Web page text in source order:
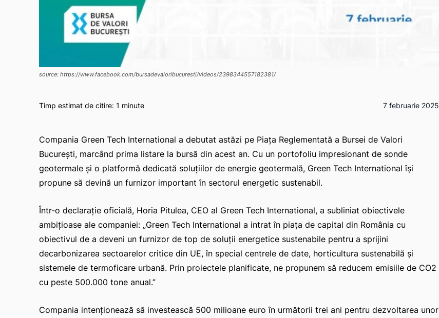
source: https://www.facebook.com/bursadevaloribucuresti/videos/2398344557182381/
Timp estimat de citire: 1 minute 7 februarie 2025
Compania Green Tech International a debutat astăzi pe Piața Reglementată a Bursei de Valori
București, marcând prima listare la bursă din acest an. Cu un portofoliu impresionant de sonde
geotermale și o platformă dedicată soluțiilor de energie geotermală, Green Tech International își
propune să devină un furnizor important în sectorul energetic sustenabil.
Într-o declarație oficială, Horia Pitulea, CEO al Green Tech International, a subliniat obiectivele
ambițioase ale companiei: „Green Tech International a intrat în piața de capital din România cu
obiectivul de a deveni un furnizor de top de soluții energetice sustenabile pentru a sprijini
decarbonizarea sectoarelor critice din UE, în special centrele de date, horticultura sustenabilă și
sistemele de termoficare urbană. Prin proiectele planificate, ne propunem să reducem emisiile de CO2
cu peste 500.000 tone anual.”
Compania intenționează să investească 500 milioane euro în următorii trei ani pentru dezvoltarea unor